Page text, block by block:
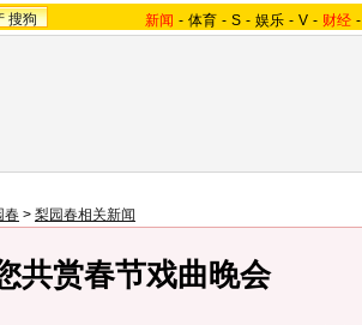
搜狗 新闻 - 体育 - S - 娱乐 - V - 财经 -
春 > 梨园春相关新闻
共赏春节戏曲晚会